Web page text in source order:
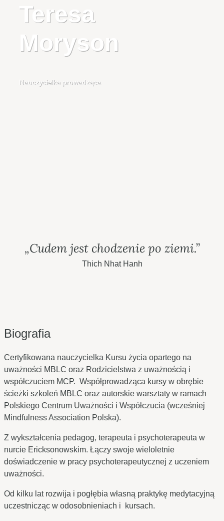
Teresa
Moryson
Nauczycielka prowadząca
„Cudem jest chodzenie po ziemi.”
Thich Nhat Hanh
Biografia
Certyfikowana nauczycielka Kursu życia opartego na
uważności MBLC oraz Rodzicielstwa z uważnością i
współczuciem MCP. Współprowadząca kursy w obrębie
ścieżki szkoleń MBLC oraz autorskie warsztaty w ramach
Polskiego Centrum Uważności i Współczucia (wcześniej
Mindfulness Association Polska).
Z wykształcenia pedagog, terapeuta i psychoterapeuta w
nurcie Ericksonowskim. Łączy swoje wieloletnie
doświadczenie w pracy psychoterapeutycznej z uczeniem
uważności.
Od kilku lat rozwija i pogłębia własną praktykę medytacyjną
uczestnicząc w odosobnieniach i kursach.